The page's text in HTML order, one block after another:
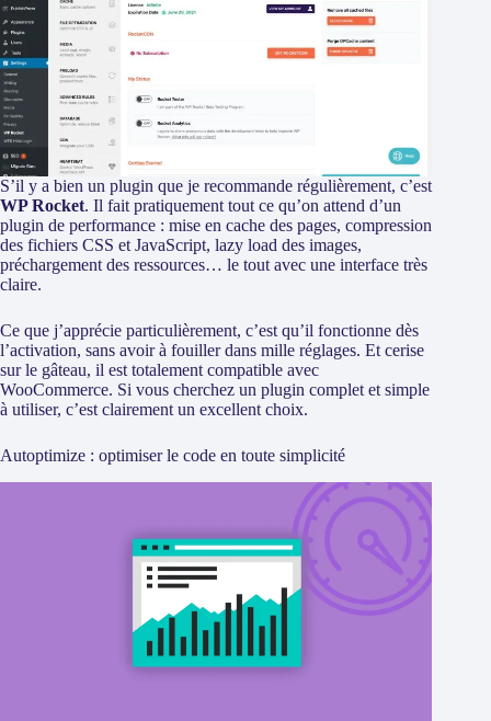
S’il y a bien un plugin que je recommande régulièrement, c’est
WP Rocket. Il fait pratiquement tout ce qu’on attend d’un
plugin de performance : mise en cache des pages, compression
des fichiers CSS et JavaScript, lazy load des images,
préchargement des ressources… le tout avec une interface très
claire.
Ce que j’apprécie particulièrement, c’est qu’il fonctionne dès
l’activation, sans avoir à fouiller dans mille réglages. Et cerise
sur le gâteau, il est totalement compatible avec
WooCommerce. Si vous cherchez un plugin complet et simple
à utiliser, c’est clairement un excellent choix.
Autoptimize : optimiser le code en toute simplicité